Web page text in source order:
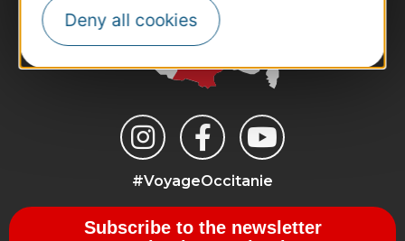
Deny all cookies
#VoyageOccitanie
Subscribe to the newsletter